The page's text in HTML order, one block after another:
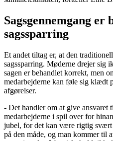
Sagsgennemgang er
sagssparring
Et andet tiltag er, at den
sagssparring. Møderne drejer sig
sagen er behandlet korrekt, men
medarbejderne kan føle sig klædt
afgørelser.
- Det handler om at give ansvaret
medarbejderne i spil over for
jubel, for det kan være rigtig svært
på den måde, og man kommer til